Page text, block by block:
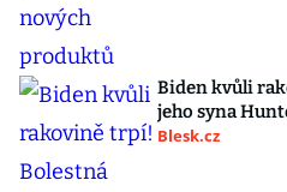
Biden kvůli
jeho syna
Blesk.cz